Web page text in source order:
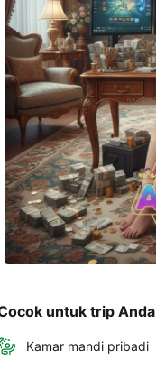
akan
disertakan
dalam
konfirmasi
pemesanan
dan
akun
Anda.
untuk trip Anda
Kamar mandi pribadi